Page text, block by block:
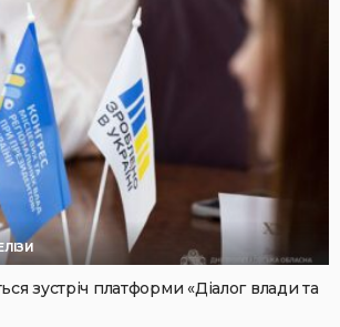
зустріч платформи «Діалог влади та